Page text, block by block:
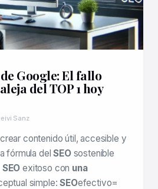
Google: El fallo
del TOP 1 hoy
Sanz
contenido útil, accesible y
fórmula delSEOsostenible
SEO exitoso con una
simple:SEOefectivo=